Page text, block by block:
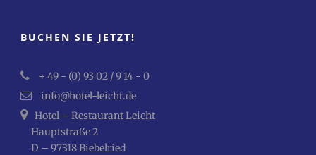
BUCHEN SIE JETZT!
+ 49 - (0) 93 02 / 9 14 - 0
info@hotel-leicht.de
Hotel – Restaurant Leicht
Hauptstraße 2
D – 97318 Biebelried